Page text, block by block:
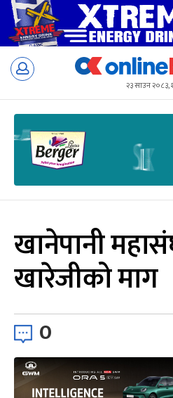
Skip
२३ साउन २०८३,
खानेपानी
खारेजीको माग
0